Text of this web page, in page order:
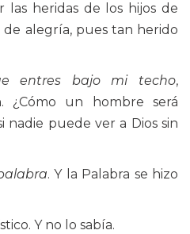
las heridas de los hijos de
alegría, pues tan herido
entres bajo mi techo,
¿Cómo un hombre será
nadie puede ver a Dios sin
. Y la Palabra se hizo
Y no lo sabía.